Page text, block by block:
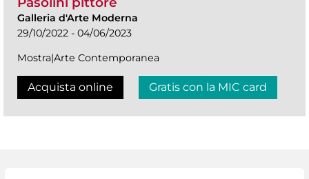
Galleria d'Arte Moderna
29/10/2022 - 04/06/2023
Mostra|Arte Contemporanea
Acquista online Gratis con la MIC card